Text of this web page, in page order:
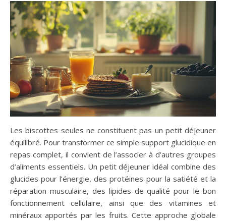
Les biscottes seules ne constituent pas un petit déjeuner
équilibré. Pour transformer ce simple support glucidique en
repas complet, il convient de l’associer à d’autres groupes
d’aliments essentiels. Un petit déjeuner idéal combine des
glucides pour l’énergie, des protéines pour la satiété et la
réparation musculaire, des lipides de qualité pour le bon
fonctionnement cellulaire, ainsi que des vitamines et
minéraux apportés par les fruits. Cette approche globale